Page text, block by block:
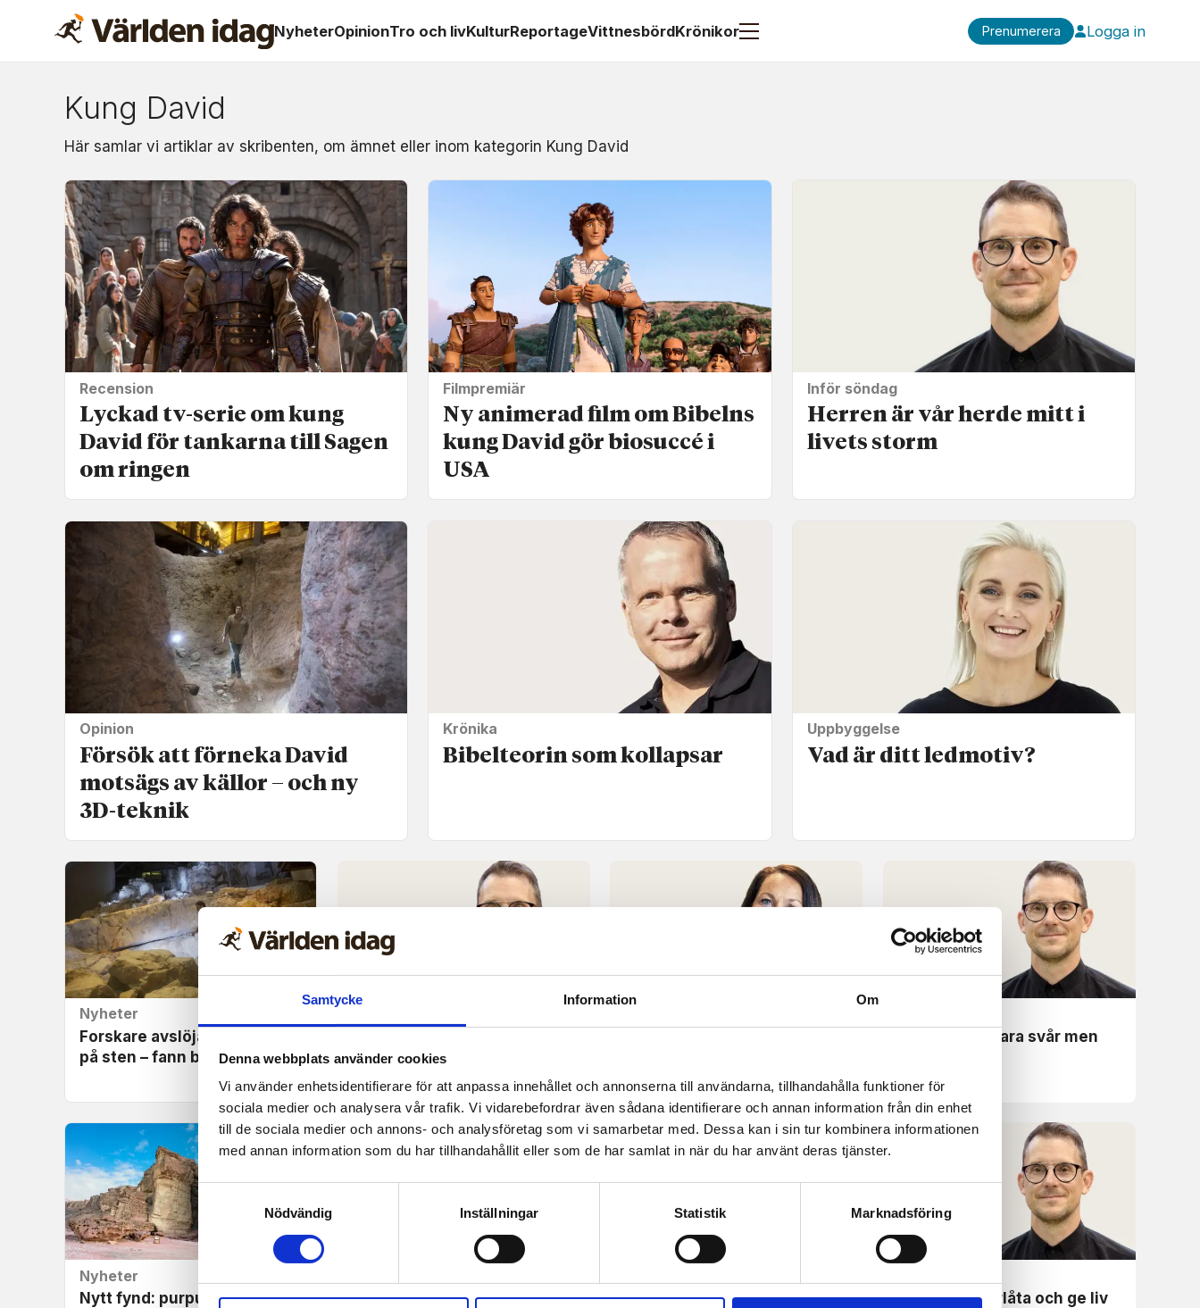
Samtycke Information Om
Denna webbplats använder cookies
Vi använder enhetsidentifierare för att anpassa innehållet och annonserna till användarna, tillhandahålla funktioner för
sociala medier och analysera vår trafik. Vi vidarebefordrar även sådana identifierare och annan information från din enhet
till de sociala medier och annons- och analysföretag som vi samarbetar med. Dessa kan i sin tur kombinera informationen
med annan information som du har tillhandahållit eller som de har samlat in när du har använt deras tjänster.
Samtyckesval
Nödvändig
Inställningar Statistik Marknadsföring
NyheterOpinionTro och livKulturReportageVittnesbördKrönikor Prenumerera Logga in
Om:
kung
david
Kung David
Här samlar vi artiklar av skribenten, om ämnet eller inom kategorin Kung David
Recension
Lyckad tv-serie om kung
David för tankarna till Sagen
om ringen
Filmpremiär
Ny animerad film om Bibelns
kung David gör biosuccé i
USA
Inför söndag
Herren är vår herde mitt i
livets storm
Opinion
Försök att förneka David
motsägs av källor – och ny
3D-teknik
Krönika
Bibelteorin som kollapsar
Uppbyggelse
Vad är ditt ledmotiv?
Nyheter
Forskare avslöjade budskap
på sten – fann bibliskt namn
ändå någon där som leder
framåt.
Kampen må vara svår men
Nyheter
Nytt fynd: purpurfärgat tyg
Fort från kung Davids tid
Hjärtat som älskade Gud,
Herren vill förlåta och ge liv